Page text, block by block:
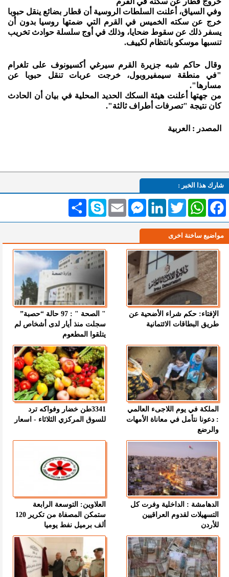
وفي السياق، أعلنت السلطات الروسية أن قطار بضائع ينقل حبوبا
خرج عن سكته الخميس في القرم التي ضمتها روسيا بدون أن
يسفر ذلك عن سقوط ضحايا، وذلك في أوج سلسلة حوادث تخريب
تنسبها موسكو بانتظام لكييف.
وقال حاكم شبه جزيرة القرم سيرغي أكسيونوف على تلغرام
"في منطقة سيمفيروبول، خرجت عربات تنقل حبوبا عن
مسارها".
من جهتها أعلنت هيئة السكك الحديد المحلية في بيان أن الحادث
كان نتيجة "تصرفات أطراف ثالثة".
المصدر : العربية
شارك هذا الخبر :
انشر Skype Email
MessengerLinkedInTwitterWhatsAppFacebook
مواضيع ساخنة اخرى
الإفتاء: حكم شراء الأضحية عن
طريق البطاقات الائتمانية
" الصحة " : 97 حالة “حصبة”
سجلت منذ أيار لدى أشخاص لم
يتلقوا المطعوم
الملكة في يوم اللاجىء العالمي
: دعونا نتأمل في معاناة الأمهات
والرضع
3341طن خضار وفواكه ترد
للسوق المركزي الثلاثاء - اسعار
الدهامشة : الداخلية وفرت كل
التسهيلات لقدوم العراقيين
للأردن
العلاوين: التوسعة الرابعة
ستمكن المصفاة من تكرير 120
ألف برميل نفط يوميا